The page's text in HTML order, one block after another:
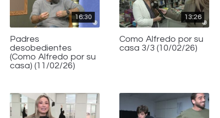
16:30
Padres
desobedientes
(Como Alfredo por su
casa) (11/02/26)
13:26
Como Alfredo por su
casa 3/3 (10/02/26)